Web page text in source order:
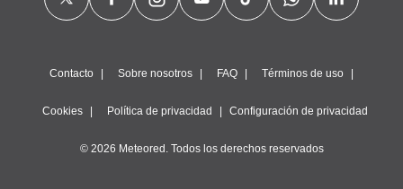
Contacto Sobre nosotros FAQ Términos de uso
Cookies Política de privacidad Configuración de privacidad
© 2026 Meteored. Todos los derechos reservados